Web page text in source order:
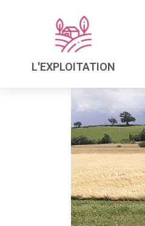
L'EXPLOITATION